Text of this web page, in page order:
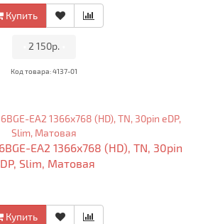
Купить
2 150р.
Код товара: 4137-01
EA2 1366x768 (HD), TN, 30pin
Slim, Матовая
Купить